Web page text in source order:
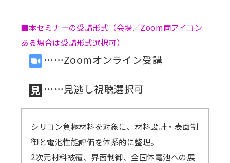
雑誌
「化学物質管理」
セミナーアーカイブ
カテゴリー別
(社内研修)
コラム・取材
■本セミナーの受講形式（会場／Zoom両アイコン
ある場合は受講形式選択可）
……Zoomオンライン受講
……見逃し視聴選択可
シリコン負極材料を対象に、材料設計・表面制
御と電池性能評価を体系的に整理。
2次元材料被覆、界面制御、全固体電池への展